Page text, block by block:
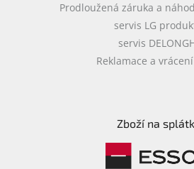
Prodloužená záruka a
servis LG
servis
Reklamace a
Zboží na